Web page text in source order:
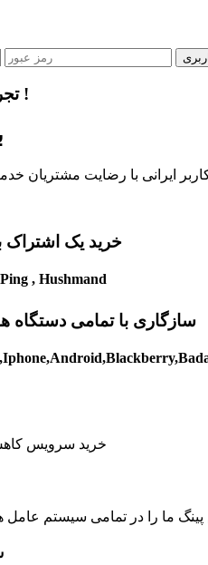
تجربه‌ای تکرار نشدنی !
خرید یک اشتراک
, Hushmand
سازگاری با تمامی دستگاه